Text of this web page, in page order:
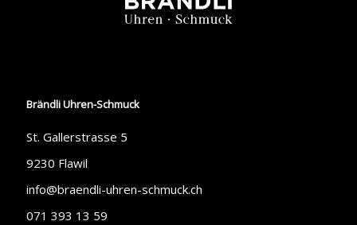
Brändli Uhren-Schmuck
St. Gallerstrasse 5
9230 Flawil
info@braendli-uhren-schmuck.ch
071 393 13 59